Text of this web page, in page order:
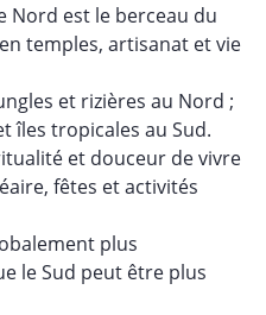
Nord est le berceau du
temples, artisanat et vie
et rizières au Nord ;
îles tropicales au Sud.
et douceur de vivre
fêtes et activités
plus
le Sud peut être plus